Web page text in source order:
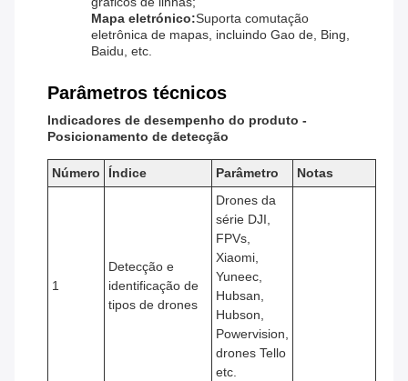
Mapa eletrónico:Suporta comutação
eletrônica de mapas, incluindo Gao de, Bing,
Baidu, etc.
Parâmetros técnicos
Indicadores de desempenho do produto -
Posicionamento de detecção
Número Índice Parâmetro Notas
1
Detecção e
identificação de
tipos de drones
Drones da
série DJI,
FPVs,
Xiaomi,
Yuneec,
Hubsan,
Hubson,
Powervision,
drones Tello
etc.